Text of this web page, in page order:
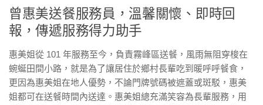
曾惠美送餐服務員，溫馨關懷、即時回
報，傳遞服務得力助手
惠美姐從 101 年服務至今，負責霧峰區送餐，風雨無阻穿梭在
蜿蜒田間小路，就是為了讓居住於鄉村長輩吃到暖呼呼餐食，
更因為惠美姐在地人優勢，不論門牌號碼被遮蓋或斑駁，惠美
姐都可在送餐時間內送達。惠美姐總充滿笑容為長輩服務，用